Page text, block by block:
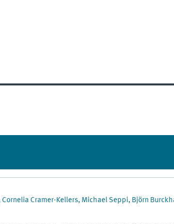
Cramer-Kellers, Michael Seppi, Björn